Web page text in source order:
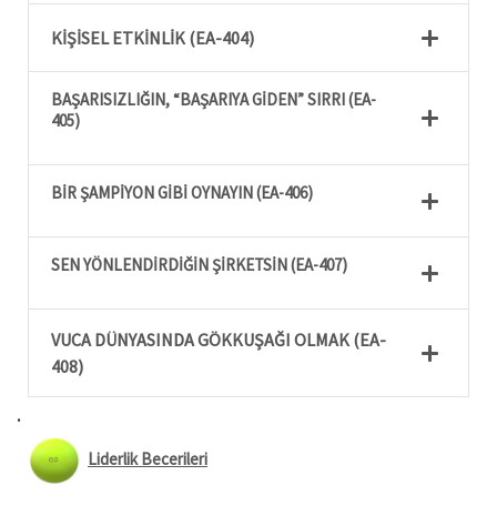
KİŞİSEL ETKİNLİK (EA-404)
BAŞARISIZLIĞIN, “BAŞARIYA GİDEN” SIRRI (EA-
405)
BİR ŞAMPİYON GİBİ OYNAYIN (EA-406)
SEN YÖNLENDİRDİĞİN ŞİRKETSİN (EA-407)
VUCA DÜNYASINDA GÖKKUŞAĞI OLMAK (EA-
408)
.
Liderlik Becerileri